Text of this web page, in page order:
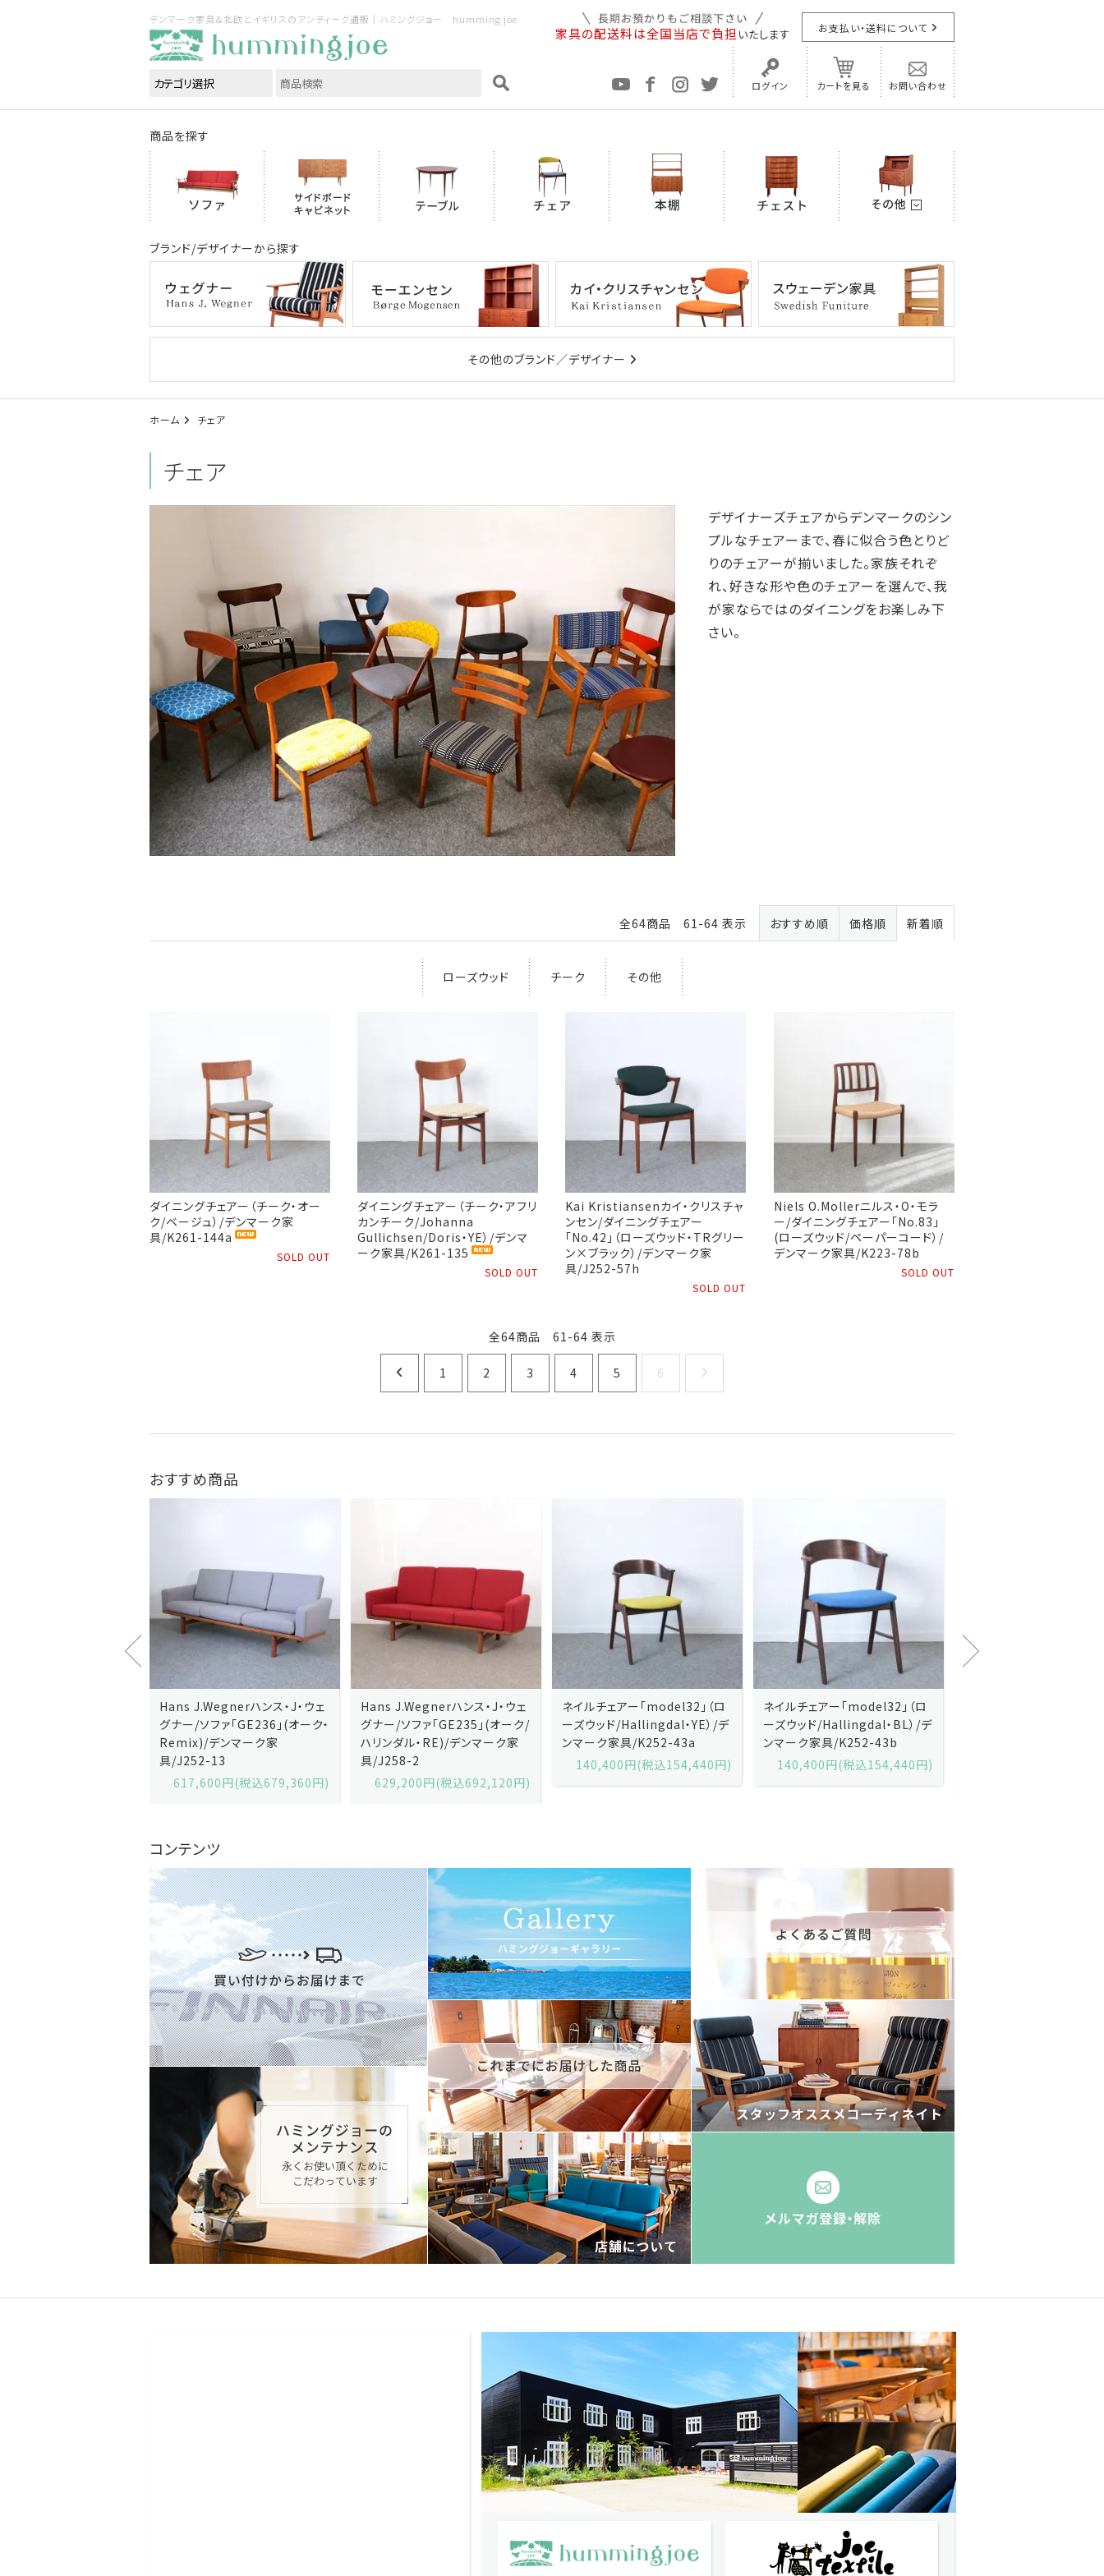
デンマーク家具＆北欧とイギリスのアンティーク通販｜ハミングジョー humming joe
家具の配送料は全国当店で負担 いたします お支払い・送料について
ログイン カートを見る お問い合わせ
商品を探す
ブランド/デザイナーから探す
その他のブランド／デザイナー
ホーム チェア
チェア
デザイナーズチェアからデンマークのシン
プルなチェアーまで、春に似合う色とりど
りのチェアーが揃いました。家族それぞ
れ、好きな形や色のチェアーを選んで、我
が家ならではのダイニングをお楽しみ下
さい。
全64商品 61-64 表示 おすすめ順 価格順 新着順
ローズウッド チーク その他
ダイニングチェアー（チーク・オー
ク/ベージュ）/デンマーク家
具/K261-144a
SOLD OUT
ダイニングチェアー（チーク・アフリ
カンチーク/Johanna
Gullichsen/Doris・YE）/デンマ
ーク家具/K261-135
SOLD OUT
Kai Kristiansenカイ・クリスチャ
ンセン/ダイニングチェアー
「No.42」（ローズウッド・TRグリー
ン×ブラック）/デンマーク家
具/J252-57h
SOLD OUT
Niels O.Mollerニルス・O・モラ
ー/ダイニングチェアー「No.83」
(ローズウッド/ペーパーコード）/
デンマーク家具/K223-78b
SOLD OUT
全64商品 61-64 表示
1 2 3 4 5 6
おすすめ商品
Hans J.Wegnerハンス・J・ウェ
グナー/ソファ「GE235」(オーク/
ハリンダル・RE)/デンマーク家
具/J258-2
629,200円(税込692,120円)
ネイルチェアー「model32」（ロ
ーズウッド/Hallingdal・YE）/デ
ンマーク家具/K252-43a
140,400円(税込154,440円)
ネイルチェアー「model32」（ロ
ーズウッド/Hallingdal・BL）/デ
ンマーク家具/K252-43b
140,400円(税込154,440円)
Kai Kristiansenカイ・クリスチ
ャンセン/ダイニングチェアー
「No.42」（ローズウッド・レザー
黒）/デンマーク家具/J252-57j
コンテンツ